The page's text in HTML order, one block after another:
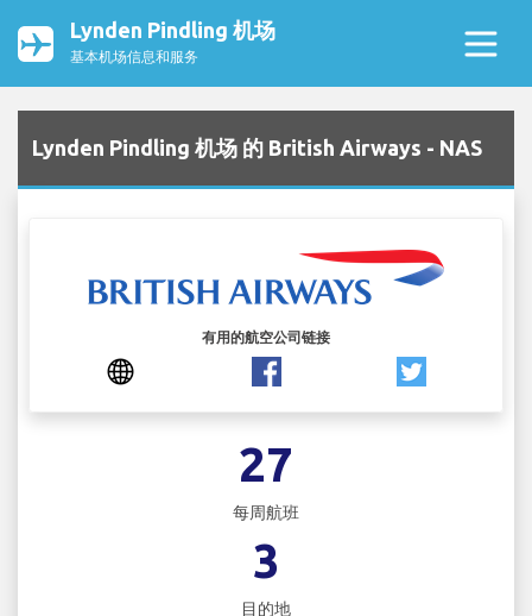
Lynden Pindling 机场
基本机场信息和服务
Lynden Pindling 机场 的 British Airways - NAS
有用的航空公司链接
27
每周航班
3
目的地